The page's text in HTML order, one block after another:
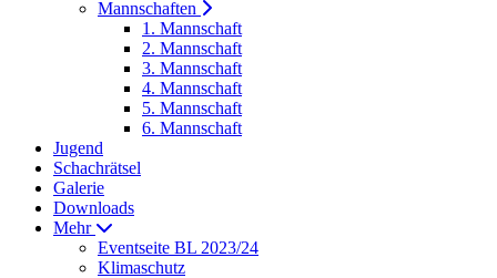
Mannschaften
1. Mannschaft
2. Mannschaft
3. Mannschaft
4. Mannschaft
5. Mannschaft
6. Mannschaft
Jugend
Schachrätsel
Galerie
Downloads
Mehr
Eventseite BL 2023/24
Klimaschutz